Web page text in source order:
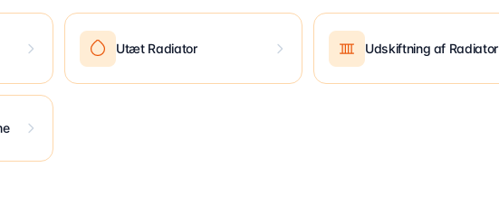
Utæt Radiator Udskiftning af Radiator